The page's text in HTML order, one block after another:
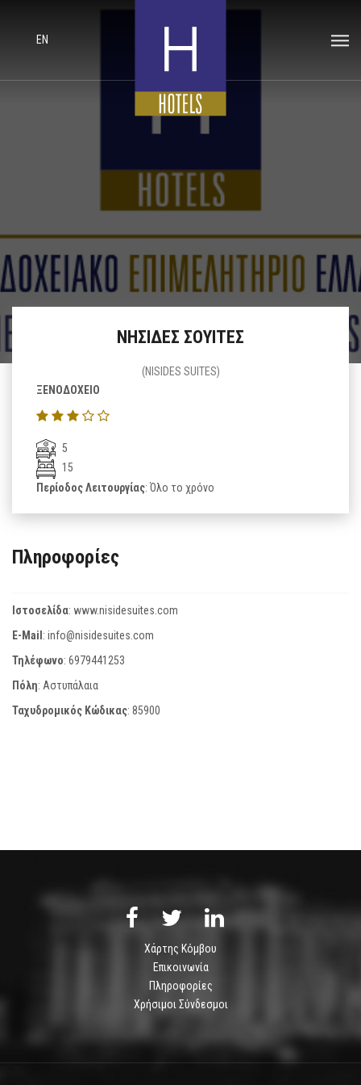
EN
ΝΗΣΙΔΕΣ ΣΟΥΙΤΕΣ
(NISIDES SUITES)
ΞΕΝΟΔΟΧΕΙΟ
5
15
Περίοδος Λειτουργίας: Όλο το χρόνο
Πληροφορίες
Ιστοσελίδα: www.nisidesuites.com
E-Mail: info@nisidesuites.com
Τηλέφωνο: 6979441253
Πόλη: Αστυπάλαια
Ταχυδρομικός Κώδικας: 85900
Χάρτης Κόμβου
Επικοινωνία
Πληροφορίες
Χρήσιμοι Σύνδεσμοι